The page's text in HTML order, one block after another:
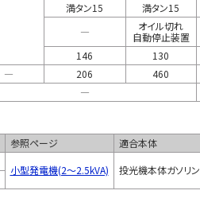
満タン15 満タン15
―
オイル切れ
自動停止装置
146 130
― 206 460
―
参照ページ
適合本体
小型発電機(2～2.5kVA) 投光機本体ガソリン